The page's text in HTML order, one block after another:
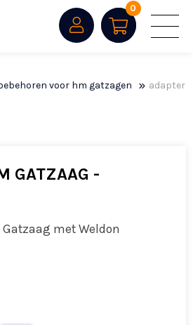
0
voor hm gatzagen
adapter
GATZAAG -
met Weldon